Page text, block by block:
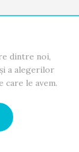
dintre noi,
a alegerilor
care le avem.